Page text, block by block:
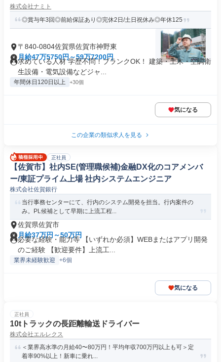
株式会社ナミト
◎賞与年3回◎前給保証あり◎完休2日/土日祝休み◎年休125
〒840-0804佐賀県佐賀市神野東
月給47万5750円～59万7200円
求めている人材 学歴不問！ブランクOK！ 建築・土木・空調衛
生設備・電気設備などジャ...
年間休日120日以上 +30個
気になる
この企業の類似求人を見る
正社員
【佐賀市】社内SE(管理職候補)金融DX化のコアメンバ
ー/東証プライム上場 社内システムエンジニア
株式会社佐賀銀行
当行事務センターにて、行内のシステム開発を担当。行内案件の
み。PL候補として早期に上流工程...
佐賀県佐賀市
月給37万円～50万円
必要な経験・能力等 【いずれか必須】WEBまたはアプリ開発
のご経験 【歓迎要件】上流工...
業界未経験歓迎 +6個
気になる
正社員
10tトラックの長距離輸送ドライバー
株式会社エルレクス
＜業界高水準の月給40〜80万円！平均年収700万円以上も可＞定
着率90%以上！新車に乗れ...